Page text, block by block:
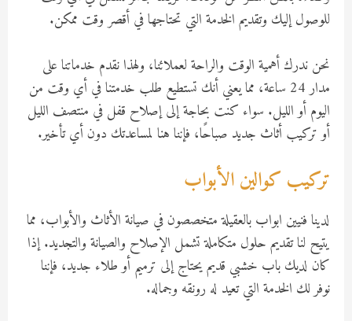
للوصول إليك وتقديم الخدمة التي تحتاجها في أقصر وقت ممكن.
نحن ندرك أهمية الوقت والراحة لعملائنا، ولهذا نقدم خدماتنا على
مدار 24 ساعة، مما يعني أنك تستطيع طلب خدمتنا في أي وقت من
اليوم أو الليل. سواء كنت بحاجة إلى إصلاح قفل في منتصف الليل
أو تركيب أثاث جديد صباحًا، فإننا هنا لمساعدتك دون أي تأخير.
تركيب كوالين الأبواب
لدينا فنيين ابواب بالعقيلة متخصصون في صيانة الأثاث والأبواب، مما
يتيح لنا تقديم حلول متكاملة تشمل الإصلاح والصيانة والتجديد. إذا
كان لديك باب خشبي قديم يحتاج إلى ترميم أو طلاء جديد، فإننا
نوفر لك الخدمة التي تعيد له رونقه وجماله.